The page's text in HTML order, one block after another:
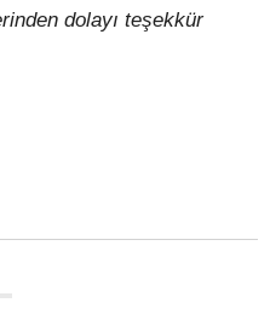
dolayı teşekkür